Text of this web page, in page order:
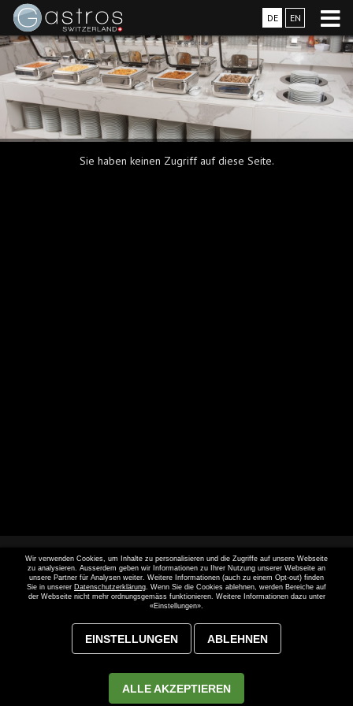
DE EN
Sie haben keinen Zugriff auf diese Seite.
Webseite entwickelt vonMAGIC SYSTEMSund umgesetzt mit
Dynamic CMS. © 2021-2022 Gastros Switzerland AG. Inhalte und
Weiterverwendung nur mit ausdrücklicher Genehmigung. Alle Rechte
vorbehalten.
Wir verwenden Cookies, um Inhalte zu personalisieren und die Zugriffe auf unsere Webseite
zu analysieren. Ausserdem geben wir Informationen zu Ihrer Nutzung unserer Webseite an
unsere Partner für Analysen weiter. Weitere Informationen (auch zu einem Opt-out) finden
Sie in unserer Datenschutzerklärung. Wenn Sie die Cookies ablehnen, werden Bereiche auf
der Webseite nicht mehr ordnungsgemäss funktionieren. Weitere Informationen dazu unter
«Einstellungen».
EINSTELLUNGEN ABLEHNEN
ALLE AKZEPTIEREN